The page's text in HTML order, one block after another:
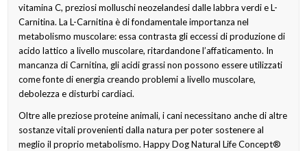
vitamina C, preziosi molluschi neozelandesi dalle labbra verdi e L-
Carnitina. La L-Carnitina è di fondamentale importanza nel
metabolismo muscolare: essa contrasta gli eccessi di produzione di
acido lattico a livello muscolare, ritardandone l’affaticamento. In
mancanza di Carnitina, gli acidi grassi non possono essere utilizzati
come fonte di energia creando problemi a livello muscolare,
debolezza e disturbi cardiaci.
Oltre alle preziose proteine animali, i cani necessitano anche di altre
sostanze vitali provenienti dalla natura per poter sostenere al
meglio il proprio metabolismo. Happy Dog Natural Life Concept®